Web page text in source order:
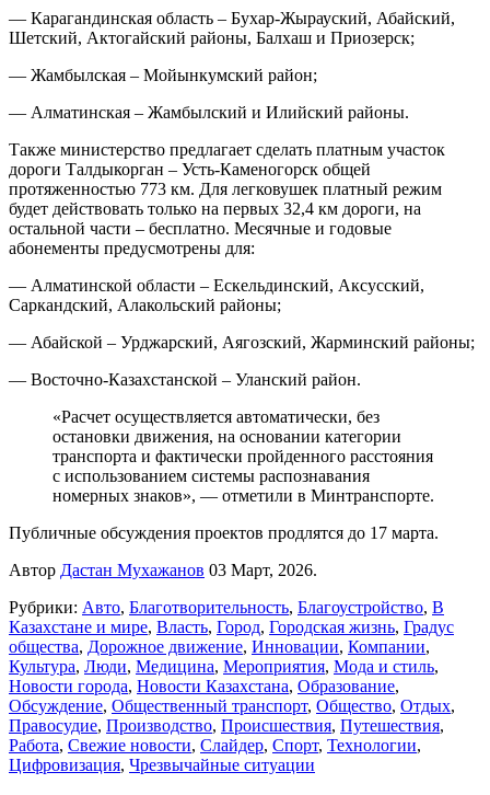
— Карагандинская область – Бухар-Жырауский, Абайский,
Шетский, Актогайский районы, Балхаш и Приозерск;
— Жамбылская – Мойынкумский район;
— Алматинская – Жамбылский и Илийский районы.
Также министерство предлагает сделать платным участок
дороги Талдыкорган – Усть-Каменогорск общей
протяженностью 773 км. Для легковушек платный режим
будет действовать только на первых 32,4 км дороги, на
остальной части – бесплатно. Месячные и годовые
абонементы предусмотрены для:
— Алматинской области – Ескельдинский, Аксусский,
Саркандский, Алакольский районы;
— Абайской – Урджарский, Аягозский, Жарминский районы;
— Восточно-Казахстанской – Уланский район.
«Расчет осуществляется автоматически, без
остановки движения, на основании категории
транспорта и фактически пройденного расстояния
с использованием системы распознавания
номерных знаков», — отметили в Минтранспорте.
Публичные обсуждения проектов продлятся до 17 марта.
Автор Дастан Мухажанов 03 Март, 2026.
Рубрики: Авто, Благотворительность, Благоустройство, В
Казахстане и мире, Власть, Город, Городская жизнь, Градус
общества, Дорожное движение, Инновации, Компании,
Культура, Люди, Медицина, Мероприятия, Мода и стиль,
Новости города, Новости Казахстана, Образование,
Обсуждение, Общественный транспорт, Общество, Отдых,
Правосудие, Производство, Происшествия, Путешествия,
Работа, Свежие новости, Слайдер, Спорт, Технологии,
Цифровизация, Чрезвычайные ситуации